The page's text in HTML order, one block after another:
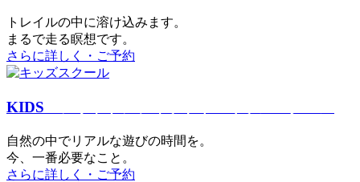
トレイルの中に溶け込みます。
まるで⾛る瞑想です。
さらに詳しく・ご予約
KIDS
⾃然の中でリアルな遊びの時間を。
今、⼀番必要なこと。
さらに詳しく・ご予約